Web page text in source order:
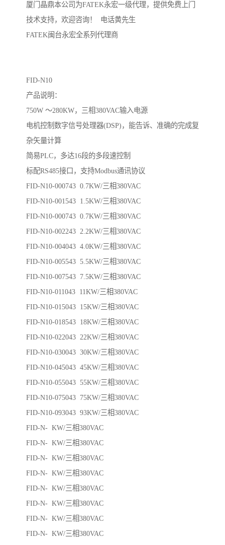
厦门晶鼎本公司为FATEK永宏一级代理，提供免费上门
技术支持，欢迎咨询！ 电话黄先生
FATEK闽台永宏全系列代理商
FID-N10
产品说明：
750W ～280KW，三相380VAC输入电源
电机控制数字信号处理器(DSP)，能告诉、准确的完成复
杂矢量计算
简易PLC，多达16段的多段速控制
标配RS485接口，支持Modbus通讯协议
FID-N10-000743 0.7KW/三相380VAC
FID-N10-001543 1.5KW/三相380VAC
FID-N10-000743 0.7KW/三相380VAC
FID-N10-002243 2.2KW/三相380VAC
FID-N10-004043 4.0KW/三相380VAC
FID-N10-005543 5.5KW/三相380VAC
FID-N10-007543 7.5KW/三相380VAC
FID-N10-011043 11KW/三相380VAC
FID-N10-015043 15KW/三相380VAC
FID-N10-018543 18KW/三相380VAC
FID-N10-022043 22KW/三相380VAC
FID-N10-030043 30KW/三相380VAC
FID-N10-045043 45KW/三相380VAC
FID-N10-055043 55KW/三相380VAC
FID-N10-075043 75KW/三相380VAC
FID-N10-093043 93KW/三相380VAC
FID-N- KW/三相380VAC
FID-N- KW/三相380VAC
FID-N- KW/三相380VAC
FID-N- KW/三相380VAC
FID-N- KW/三相380VAC
FID-N- KW/三相380VAC
FID-N- KW/三相380VAC
FID-N- KW/三相380VAC